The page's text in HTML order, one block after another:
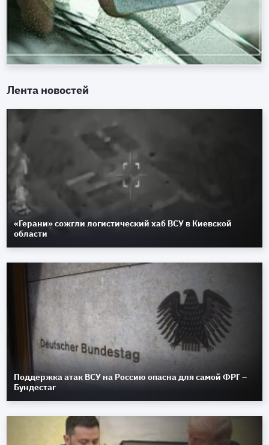
Лента новостей
«Герани» сожгли логистический хаб ВСУ в Киевской
области
Поддержка атак ВСУ на Россию опасна для самой ФРГ –
Бундестаг